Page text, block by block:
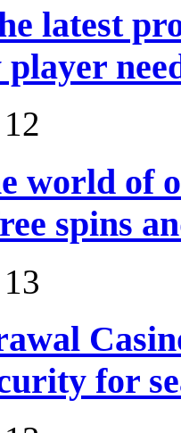
latest
world of
spins
for